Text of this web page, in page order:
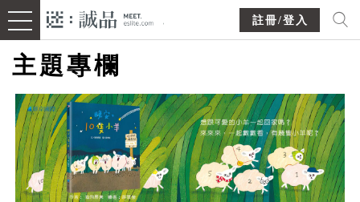
註冊/登入
主題專欄